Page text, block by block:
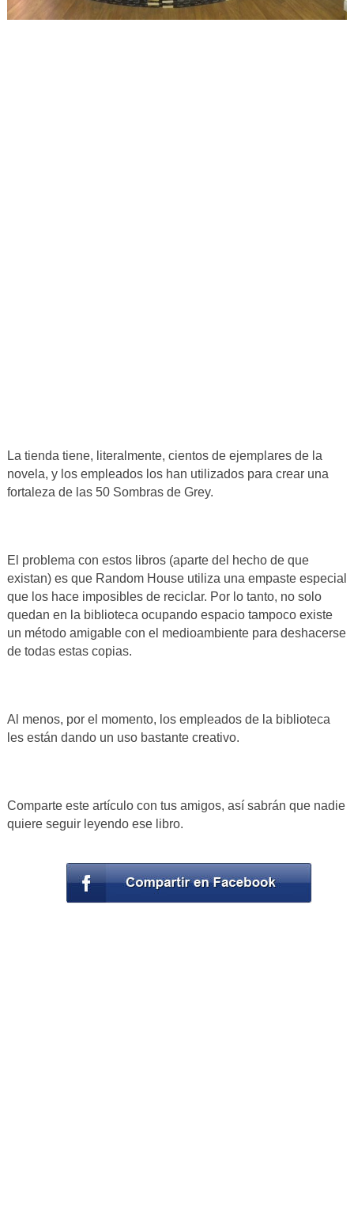
La tienda tiene, literalmente, cientos de ejemplares de la
novela, y los empleados los han utilizados para crear una
fortaleza de las 50 Sombras de Grey.
El problema con estos libros (aparte del hecho de que
existan) es que Random House utiliza una empaste especial
que los hace imposibles de reciclar. Por lo tanto, no solo
quedan en la biblioteca ocupando espacio tampoco existe
un método amigable con el medioambiente para deshacerse
de todas estas copias.
Al menos, por el momento, los empleados de la biblioteca
les están dando un uso bastante creativo.
Comparte este artículo con tus amigos, así sabrán que nadie
quiere seguir leyendo ese libro.